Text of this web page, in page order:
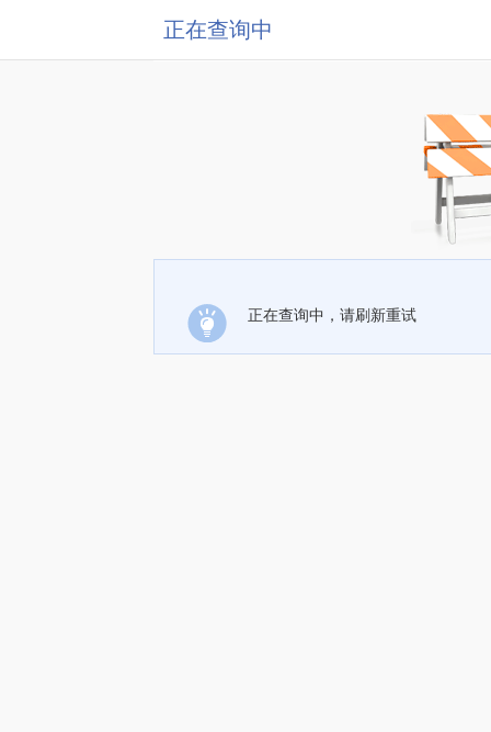
正在查询中
正在查询中，请刷新重试